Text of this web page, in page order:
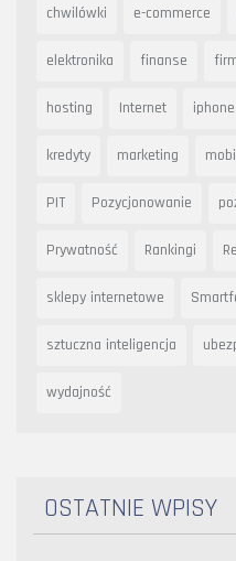
chwilówki e-commerce
elektronika finanse
hosting Internet iphone
kredyty marketing
PIT Pozycjonowanie
Prywatność Rankingi
sklepy internetowe
sztuczna inteligencja
wydajność
OSTATNIE WPISY